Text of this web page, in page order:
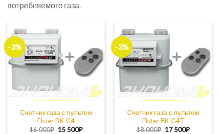
потребляемого газа.
-3%
Счетчик газа с пультом
Elster BК-G4
16 000₽ Первоначальная
15 500₽Текущая
-3%
Счетчик газа с пультом
Elster ВК-G4Т
18 000₽ Первоначальная
17 500₽Текущая